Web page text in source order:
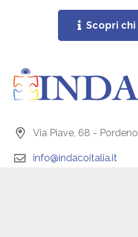
Scopri
Via Piave, 68 -
info@indacoitalia.it